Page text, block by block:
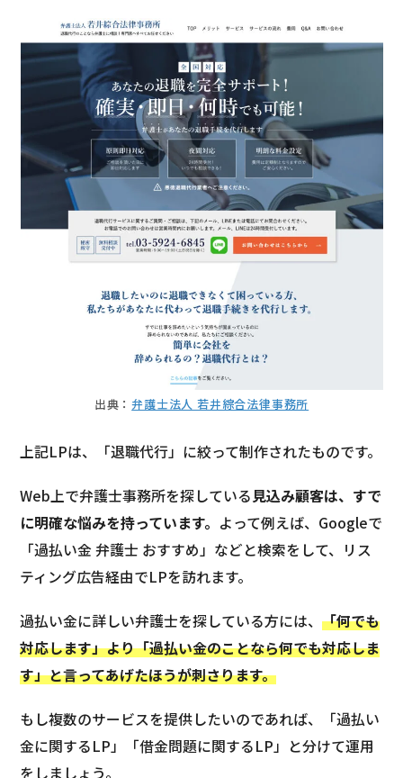
出典：弁護士法人 若井綜合法律事務所
上記LPは、「退職代行」に絞って制作されたものです。
Web上で弁護士事務所を探している見込み顧客は、すで
に明確な悩みを持っています。 よって例えば、Googleで
「過払い金 弁護士 おすすめ」などと検索をして、リス
ティング広告経由でLPを訪れます。
過払い金に詳しい弁護士を探している方には、「何でも
対応します」より「過払い金のことなら何でも対応しま
す」と言ってあげたほうが刺さります。
もし複数のサービスを提供したいのであれば、「過払い
金に関するLP」「借金問題に関するLP」と分けて運用
をしましょう。